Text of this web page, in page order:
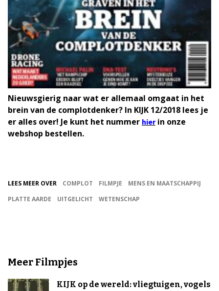
Nieuwsgierig naar wat er allemaal omgaat in het
brein van de complotdenker? In KIJK 12/2018 lees je
er alles over! Je kunt het nummer hierin onze
webshop bestellen.
LEES MEER OVER COMPLOT FILMPJE
MENS EN MAATSCHAPPIJ
PLATTE AARDE
UITGELICHT WETENSCHAP
Meer Filmpjes
KIJK op de wereld: vliegtuigen, vogels